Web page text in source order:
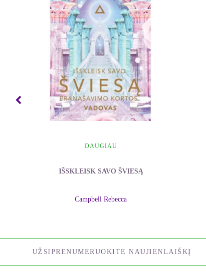
DAUGIAU
IŠSKLEISK SAVO ŠVIESĄ
Campbell Rebecca
UŽSIPRENUMERUOKITE NAUJIENLAIŠKĮ